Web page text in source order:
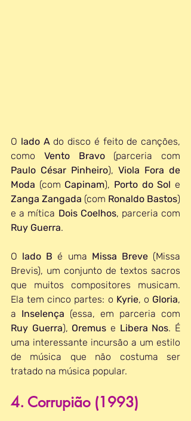
O lado A do disco é feito de canções,
como Vento Bravo
Paulo César Pinheiro), Viola Fora de
Moda (com Capinam), Porto do Sol
Zanga Zangada (com Ronaldo Bastos)
e a mítica Dois Coelhos
Ruy Guerra.
O lado B é uma Missa Breve (Missa
Brevis), um conjunto de textos sacros
que muitos compositores musicam.
Ela tem cinco partes: o Kyrie, o Gloria,
a Inselença
Ruy Guerra), Oremus e Libera Nos. É
uma interessante incursão a um estilo
de música que não costuma ser
tratado na música popular.
4. Corrupião (1993)